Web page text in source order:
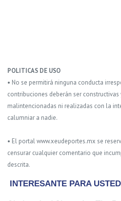
POLITICAS DE USO
• No se permitirá ninguna conducta
contribuciones deberán ser constructivas
malintencionadas ni realizadas con la
calumniar a nadie.
• El portal www.xeudeportes.mx se
censurar cualquier comentario que
descrita.